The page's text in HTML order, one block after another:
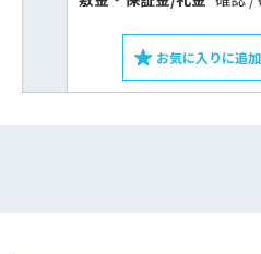
お気に入りに追加
をお伝えい
スムーズにご